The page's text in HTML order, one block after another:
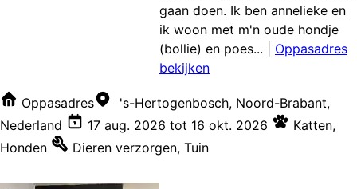
gaan doen. Ik ben annelieke en
ik woon met m'n oude hondje
(bollie) en poes...
Oppasadres
bekijken
Oppasadres
's-Hertogenbosch, Noord-Brabant,
Nederland
17 aug. 2026 tot 16 okt. 2026 Katten,
Honden
Dieren verzorgen, Tuin